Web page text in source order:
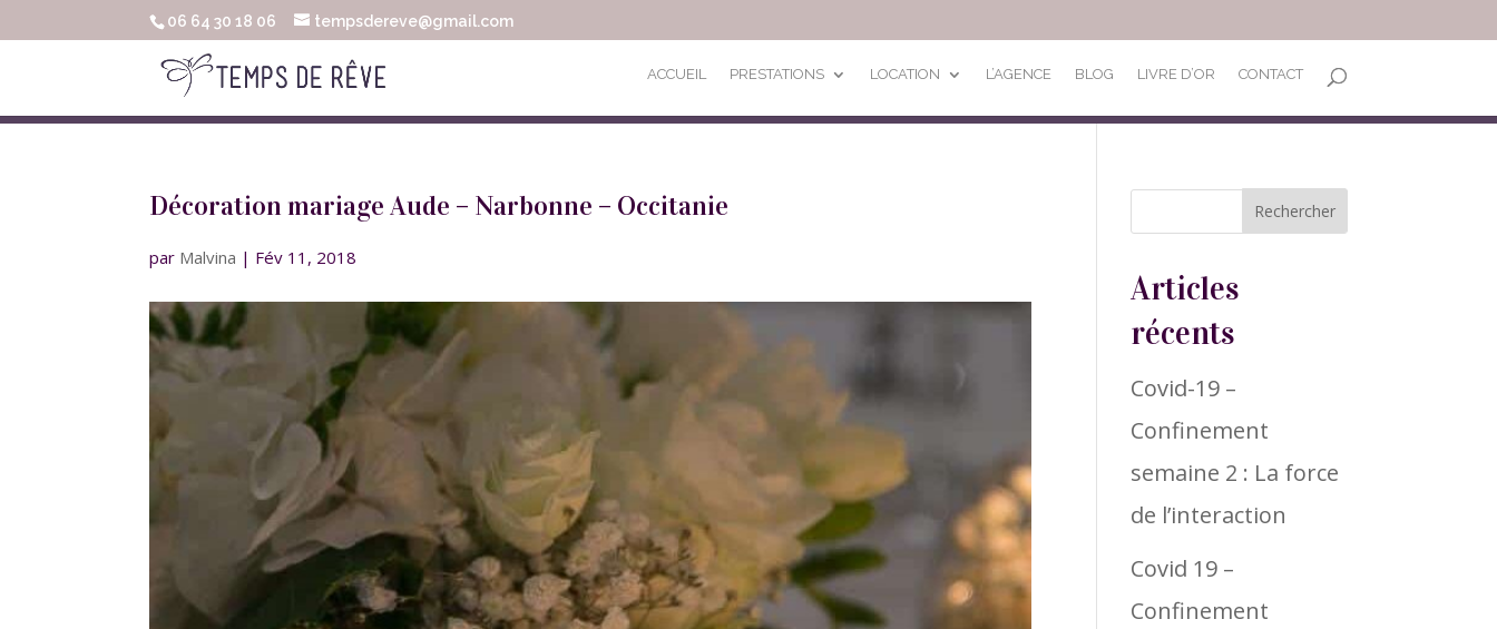
06 64 30 18 06 tempsdereve@gmail.com
ACCUEIL PRESTATIONS LOCATION L’AGENCE BLOG LIVRE D’OR CONTACT
Décoration mariage Aude – Narbonne – Occitanie
par Malvina | Fév 11, 2018
Articles
récents
Covid-19 –
Confinement
semaine 2 : La force
de l’interaction
Covid 19 –
Confinement